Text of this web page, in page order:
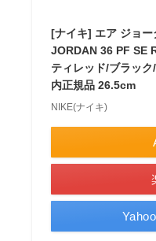
[ナイキ] エア ジョ
JORDAN 36 PF SE
ティレッド/ブラッ
内正規品 26.5cm
NIKE(ナイキ)